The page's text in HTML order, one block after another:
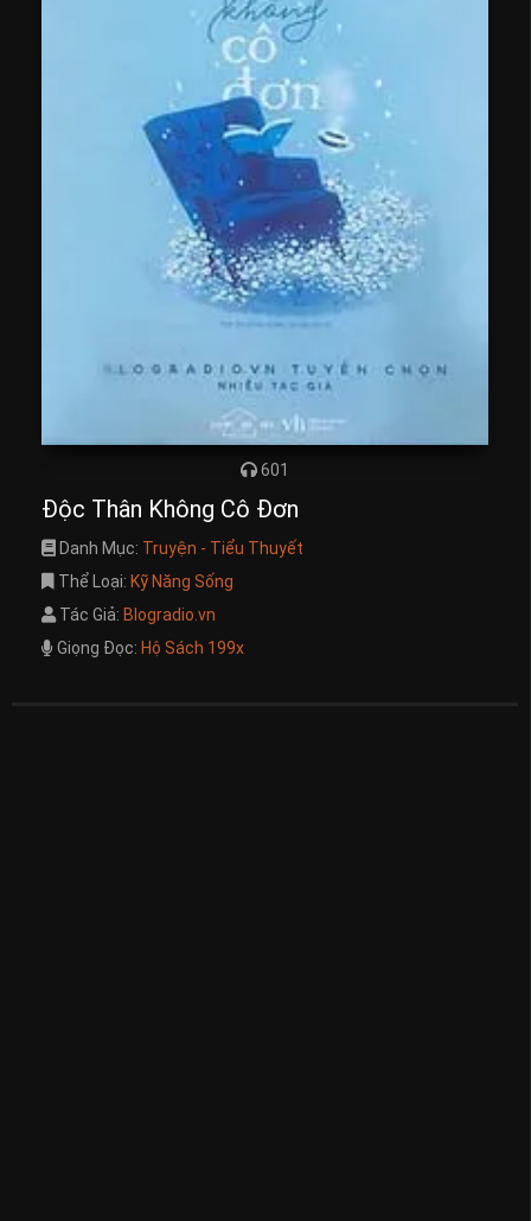
601
Độc Thân Không Cô Đơn
Danh Mục: Truyện - Tiểu Thuyết
Thể Loại: Kỹ Năng Sống
Tác Giả: Blogradio.vn
Giọng Đọc: Hộ Sách 199x